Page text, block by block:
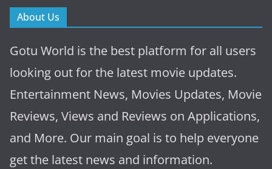
About Us
Gotu World is the best platform for all users
looking out for the latest movie updates.
Entertainment News, Movies Updates, Movie
Reviews, Views and Reviews on Applications,
and More. Our main goal is to help everyone
get the latest news and information.